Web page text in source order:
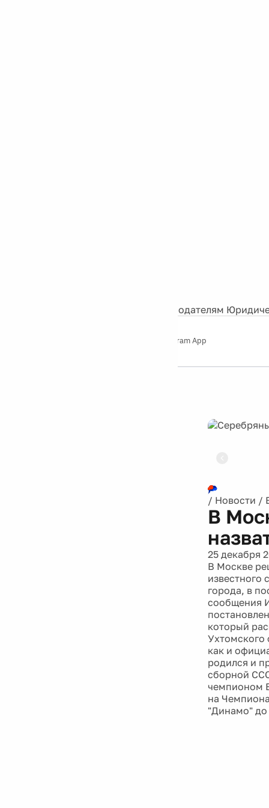
Рекламодателям
Telegram App
/ Новости /
В
25 декабря
В Москве
известного
города, в
сообщения
который
Ухтомского
как и
родился и
сборной
чемпионом
на
"Динамо" до